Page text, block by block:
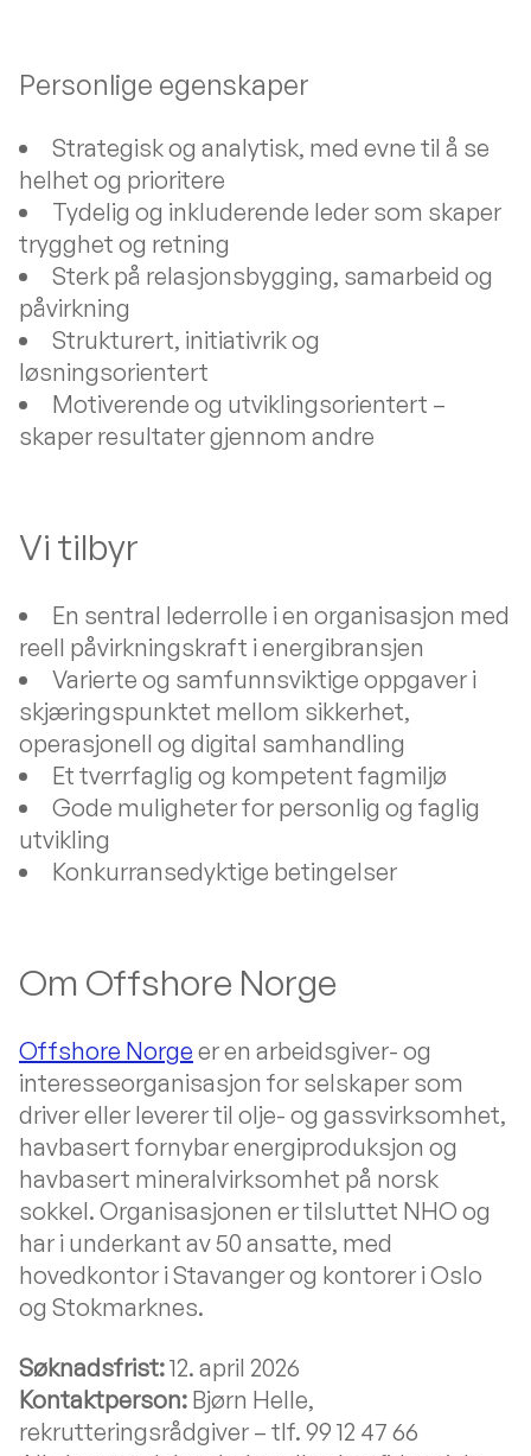
Personlige egenskaper
Strategisk og analytisk, med evne til å se
helhet og prioritere
Tydelig og inkluderende leder som skaper
trygghet og retning
Sterk på relasjonsbygging, samarbeid og
påvirkning
Strukturert, initiativrik og
løsningsorientert
Motiverende og utviklingsorientert –
skaper resultater gjennom andre
Vi tilbyr
En sentral lederrolle i en organisasjon med
reell påvirkningskraft i energibransjen
Varierte og samfunnsviktige oppgaver i
skjæringspunktet mellom sikkerhet,
operasjonell og digital samhandling
Et tverrfaglig og kompetent fagmiljø
Gode muligheter for personlig og faglig
utvikling
Konkurransedyktige betingelser
Om Offshore Norge
Offshore Norge er en arbeidsgiver- og
interesseorganisasjon for selskaper som
driver eller leverer til olje- og gassvirksomhet,
havbasert fornybar energiproduksjon og
havbasert mineralvirksomhet på norsk
sokkel. Organisasjonen er tilsluttet NHO og
har i underkant av 50 ansatte, med
hovedkontor i Stavanger og kontorer i Oslo
og Stokmarknes.
Søknadsfrist:12. april 2026
Kontaktperson: Bjørn Helle,
rekrutteringsrådgiver – tlf. 99 12 47 66